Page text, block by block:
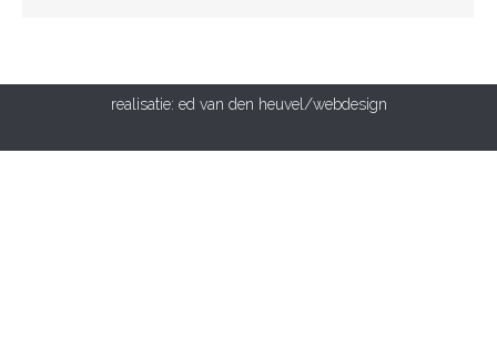
realisatie: ed van den heuvel/webdesign